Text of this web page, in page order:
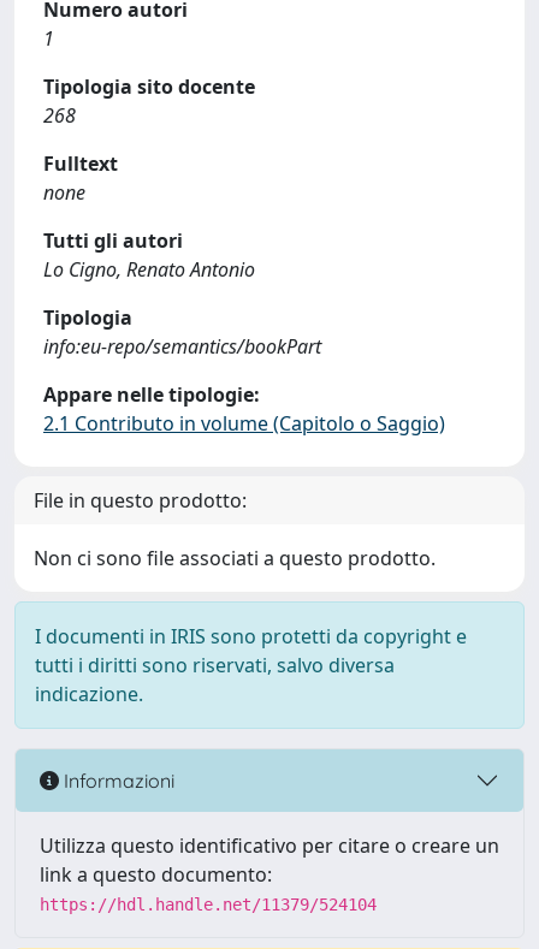
Numero autori
1
Tipologia sito docente
268
Fulltext
none
Tutti gli autori
Lo Cigno, Renato Antonio
Tipologia
info:eu-repo/semantics/bookPart
Appare nelle tipologie:
2.1 Contributo in volume (Capitolo o Saggio)
File in questo prodotto:
Non ci sono file associati a questo prodotto.
I documenti in IRIS sono protetti da copyright e
tutti i diritti sono riservati, salvo diversa
indicazione.
Informazioni
Utilizza questo identificativo per citare o creare un
link a questo documento:
https://hdl.handle.net/11379/524104